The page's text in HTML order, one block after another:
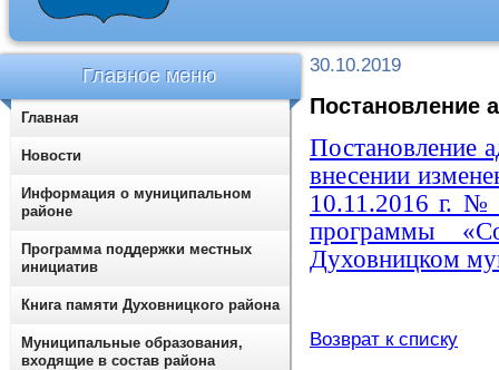
30.10.2019
Постановление
Постановление
внесении
10.11.2016 г. №
программы
Духовницком
Возврат к списку
Главное меню
Главная
Новости
Информация о муниципальном
районе
Программа поддержки местных
инициатив
Книга памяти Духовницкого района
Муниципальные образования,
входящие в состав района